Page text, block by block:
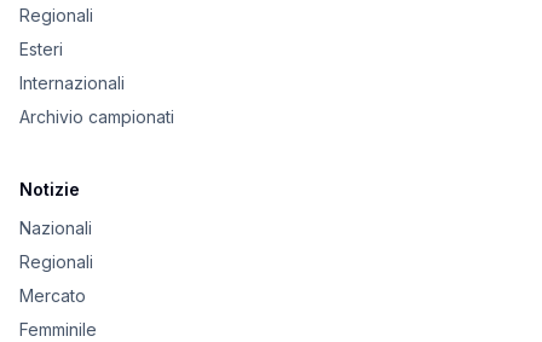
Regionali
Esteri
Internazionali
Archivio campionati
Notizie
Nazionali
Regionali
Mercato
Femminile